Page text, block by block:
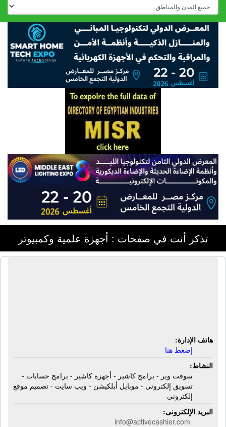
تذكر أنت في صفحات : أجهزة علمية وكمبيوتر
هاتف الإدارة:
إضغط هنا
النشاط:
سوفت وير - برامج كاشير - أجهزة كاشير - برامج حسابات -
تسويق إلكترونى - موبايل أبلكيشن - ويب سايت - تصميم موقع
إلكترونى
البريد الإلكترونى:
info@activecashier.com